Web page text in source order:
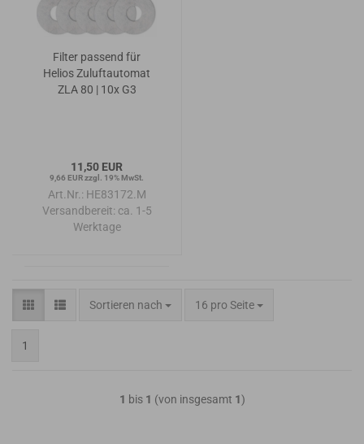
Filter passend für
Helios Zuluftautomat
ZLA 80 | 10x G3
11,50 EUR
9,66 EUR zzgl. 19% MwSt.
Art.Nr.: HE83172.M
Versandbereit: ca. 1-5
Werktage
Sortieren nach
Sortieren nach 16 pro Seite
pro Seite
1
1 bis 1 (von insgesamt 1)